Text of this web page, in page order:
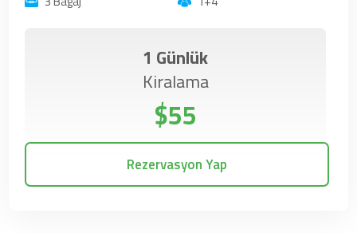
1 Günlük
Kiralama
$55
Rezervasyon Yap